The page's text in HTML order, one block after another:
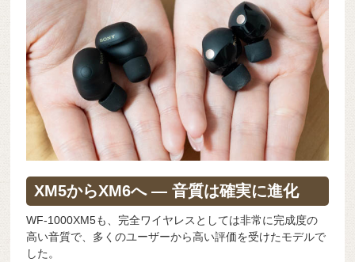
XM5からXM6へ ― 音質は確実に進化
WF-1000XM5も、完全ワイヤレスとしては非常に完成度の
高い音質で、多くのユーザーから高い評価を受けたモデルで
した。